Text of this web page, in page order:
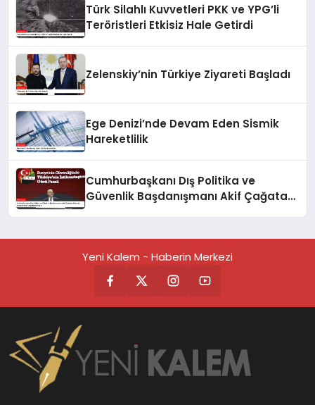
Türk Silahlı Kuvvetleri PKK ve YPG’li
Teröristleri Etkisiz Hale Getirdi
Zelenskiy’nin Türkiye Ziyareti Başladı
Ege Denizi’nde Devam Eden Sismik
Hareketlilik
Cumhurbaşkanı Dış Politika ve
Güvenlik Başdanışmanı Akif Çağatay
Yeni Kalem - Haberin Merkezi